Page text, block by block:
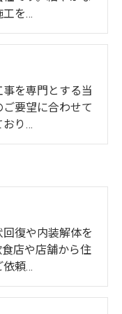
工を…
を専門とする当
要望に合わせて
おり…
復や内装解体を
店や店舗から住
依頼…